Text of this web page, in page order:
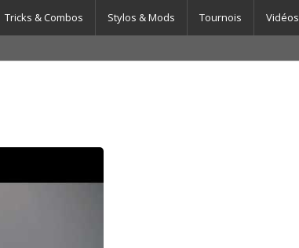
Tricks & Combos Stylos & Mods Tournois Vidéos